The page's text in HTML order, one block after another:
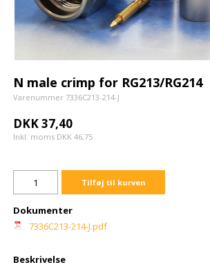
N male crimp for RG213/RG214
Varenummer 7336C213-214-J
DKK 37,40
Inkl. moms DKK 46,75
Tilføj til kurven
Dokumenter
7336C213-214-J.pdf
Beskrivelse